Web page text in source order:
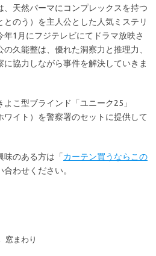
天然パーマにコンプレックスを持つ
のう）を主人公とした人気ミステリ
1月にフジテレビにてドラマ放映さ
久能整は、優れた洞察力と推理力、
協力しながら事件を解決していきま
こ型ブラインド「ユニーク25」
ワイト）を警察署のセットに提供して
のある方は「カーテン買うならこの
わせください。
窓まわり